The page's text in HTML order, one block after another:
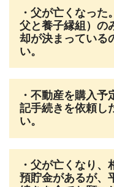
・父が亡くなった
父と養子縁組）の
却が決まっている
い。
・不動産を購入
記手続きを依頼し
い。
・父が亡くなり、
預貯金があるが、